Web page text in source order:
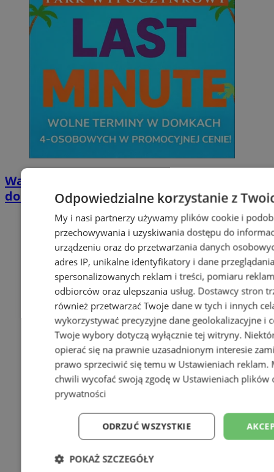
Wakacyjny wypoczynek nad Bałtykiem w
domkach Szmaragdowe Morze
Odpowiedzialne korzystanie z
My i nasi partnerzy używamy plików cookie i
przechowywania i uzyskiwania dostępu do
urządzeniu oraz do przetwarzania danych
adres IP, unikalne identyfikatory i dane
spersonalizowanych reklam i treści, pomiaru
odbiorców oraz ulepszania usług. Dostawcy stron
również przetwarzać Twoje dane w tych i innych
wykorzystywać precyzyjne dane geolokalizacyjne i
Twoje wybory dotyczą wyłącznie tej witryny.
opierać się na prawnie uzasadnionym interesie
prawo sprzeciwić się temu w Ustawieniach reklam.
chwili wycofać swoją zgodę w Ustawieniach plików
prywatności
ODRZUĆ WSZYSTKIE
POKAŻ SZCZEGÓŁY